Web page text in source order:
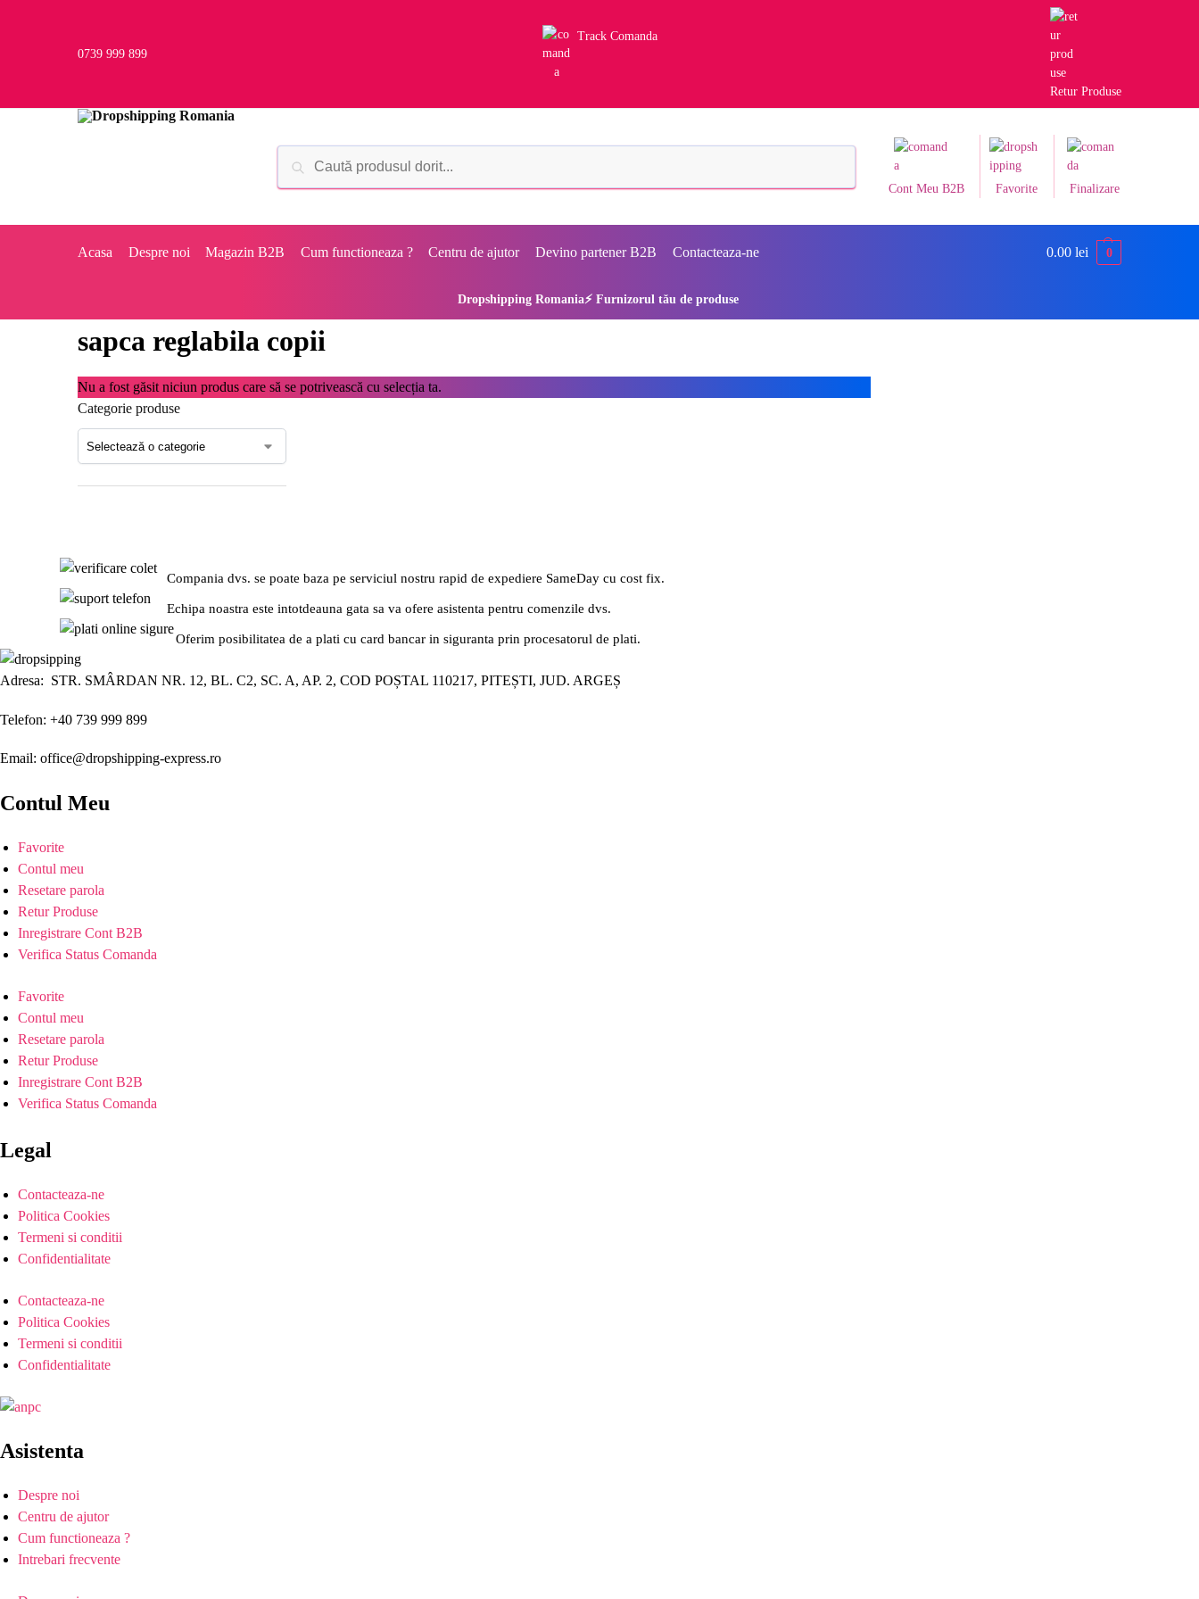
0739 999 899
Track Comanda
Retur Produse
Cont Meu B2B Favorite Finalizare
Acasa Despre noi Magazin B2B Cum functioneaza ? Centru de ajutor Devino partener B2B Contacteaza-ne 0.00 lei 0
Dropshipping Romania⚡ Furnizorul tău de produse
sapca reglabila copii
Nu a fost găsit niciun produs care să se potrivească cu selecția ta.
Categorie produse
Compania dvs. se poate baza pe serviciul nostru rapid de expediere SameDay cu cost fix.
Echipa noastra este intotdeauna gata sa va ofere asistenta pentru comenzile dvs.
Oferim posibilitatea de a plati cu card bancar in siguranta prin procesatorul de plati.
Adresa: STR. SMÂRDAN NR. 12, BL. C2, SC. A, AP. 2, COD POȘTAL 110217, PITEȘTI, JUD. ARGEȘ
Telefon: +40 739 999 899
Email: office@dropshipping-express.ro
Contul Meu
Favorite
Contul meu
Resetare parola
Retur Produse
Inregistrare Cont B2B
Verifica Status Comanda
Favorite
Contul meu
Resetare parola
Retur Produse
Inregistrare Cont B2B
Verifica Status Comanda
Legal
Contacteaza-ne
Politica Cookies
Termeni si conditii
Confidentialitate
Contacteaza-ne
Politica Cookies
Termeni si conditii
Confidentialitate
Asistenta
Despre noi
Centru de ajutor
Cum functioneaza ?
Intrebari frecvente